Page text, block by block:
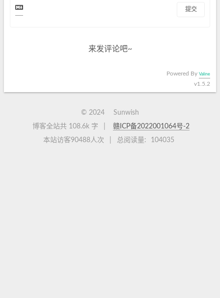
提交
来发评论吧~
Powered By Valine
v1.5.2
© 2024
Sunwish
博客全站共 108.6k 字
赣ICP备2022001064号-2
本站访客90488人次 总阅读量: 104035